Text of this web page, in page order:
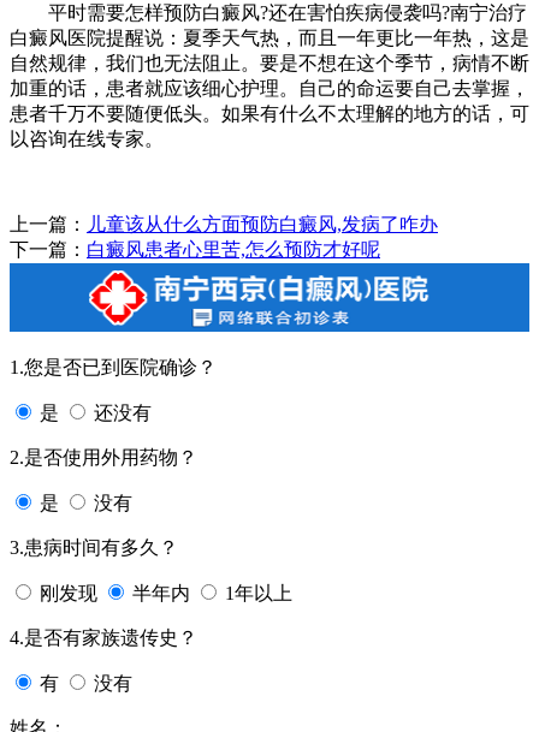
平时需要怎样预防白癜风?还在害怕疾病侵袭吗?南宁治疗
白癜风医院提醒说：夏季天气热，而且一年更比一年热，这是
自然规律，我们也无法阻止。要是不想在这个季节，病情不断
加重的话，患者就应该细心护理。自己的命运要自己去掌握，
患者千万不要随便低头。如果有什么不太理解的地方的话，可
以咨询在线专家。
上一篇：
儿童该从什么方面预防白癜风,发病了咋办
下一篇： 白癜风患者心里苦,怎么预防才好呢
1.您是否已到医院确诊？
是 还没有
2.是否使用外用药物？
是 没有
3.患病时间有多久？
刚发现 半年内 1年以上
4.是否有家族遗传史？
有 没有
姓名：